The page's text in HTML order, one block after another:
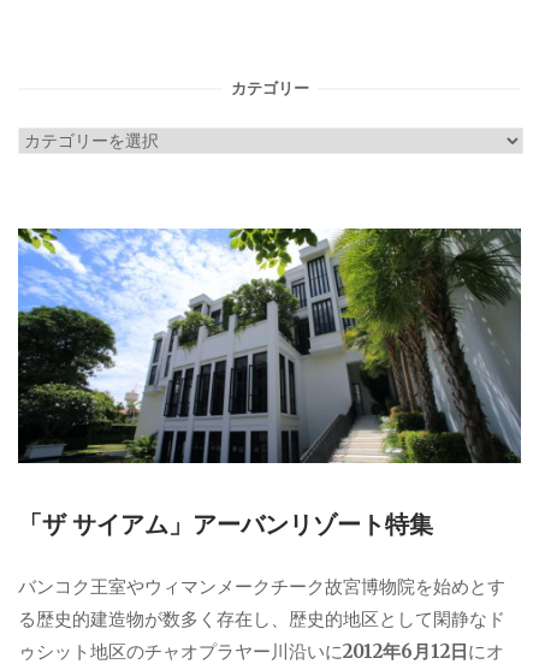
カテゴリー
カ
リ
ー
「ザ サイアム」アーバンリゾート特集
バンコク王室やウィマンメークチーク故宮博物院を始めとす
る歴史的建造物が数多く存在し、歴史的地区として閑静なド
ゥシット地区のチャオプラヤー川沿いに2012年6月12日にオ